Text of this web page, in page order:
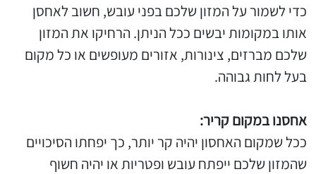
כדי לשמור על המזון שלכם בפני עובש, חשוב לאחסן
אותו במקומות יבשים ככל הניתן. הרחיקו את המזון
שלכם מברזים, צינורות, אזורים מעופשים או כל מקום
בעל לחות גבוהה.
אחסנו במקום קריר:
ככל שמקום האחסון יהיה קר יותר, כך יפחתו הסיכויים
שהמזון שלכם ייפתח עובש ופטריות או יהיה חשוף